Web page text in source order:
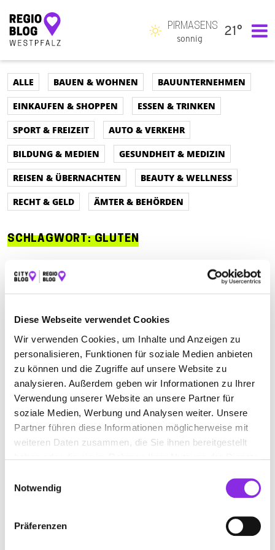
Diese Webseite verwendet Cookies
Wir verwenden Cookies, um Inhalte und Anzeigen zu
personalisieren, Funktionen für soziale Medien anbieten
zu können und die Zugriffe auf unsere Website zu
analysieren. Außerdem geben wir Informationen zu Ihrer
Verwendung unserer Website an unsere Partner für
soziale Medien, Werbung und Analysen weiter. Unsere
Partner führen diese Informationen möglicherweise mit
weiteren Daten zusammen, die Sie ihnen bereitgestellt
Notwendig
Präferenzen
Hauptnavigation
PIRMASENS
sonnig
21°
ALLE BAUEN & WOHNEN
BAUUNTERNEHMEN
EINKAUFEN & SHOPPEN
ESSEN & TRINKEN
SPORT & FREIZEIT
AUTO & VERKEHR
BILDUNG & MEDIEN
GESUNDHEIT & MEDIZIN
REISEN & ÜBERNACHTEN
BEAUTY & WELLNESS
RECHT & GELD
ÄMTER & BEHÖRDEN
SCHLAGWORT:GLUTEN
ALLE AUTO & VERKEHR
ÄMTER & BEHÖRDEN
ESSEN & TRINKEN
SPORT & FREIZEIT
EINKAUFEN & SHOPPEN
REISEN & ÜBERNACHTEN
BEAUTY & WELLNESS
GESUNDHEIT & MEDIZIN
RECHT & GELD
BAUEN & WOHNEN
SERVICE & DIENSTLEISTUNGEN
BILDUNG & MEDIEN